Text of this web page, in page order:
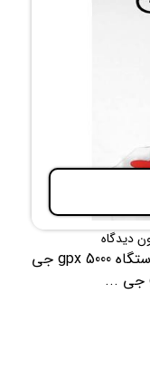
دیدگاه
دانلود رایگان دفترچه راهنمای فارسی دستگاه gpx 5000 جی